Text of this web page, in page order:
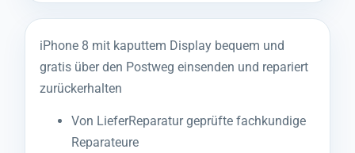
iPhone 8 mit kaputtem Display bequem und
gratis über den Postweg einsenden und repariert
zurückerhalten
Von LieferReparatur geprüfte fachkundige
Reparateure